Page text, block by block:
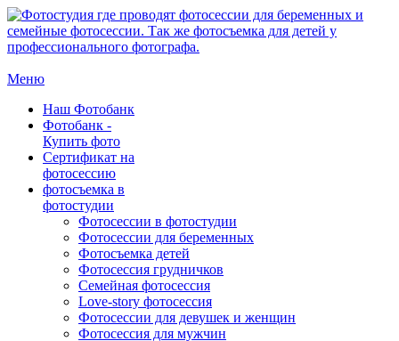
Меню
Наш Фотобанк
Фотобанк -
Купить фото
Сертификат на
фотосессию
фотосъемка в
фотостудии
Фотосессии в фотостудии
Фотосессии для беременных
Фотосъемка детей
Фотосессия грудничков
Семейная фотосессия
Love-story фотосессия
Фотосессии для девушек и женщин
Фотосессия для мужчин